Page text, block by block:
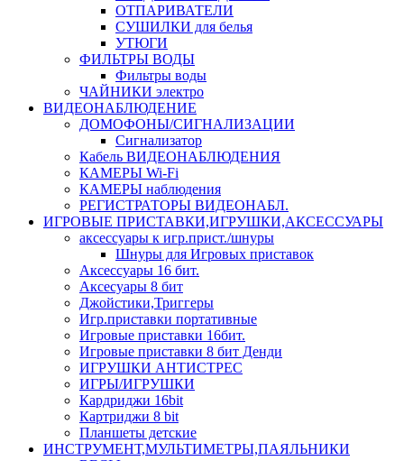
ОТПАРИВАТЕЛИ
СУШИЛКИ для белья
УТЮГИ
ФИЛЬТРЫ ВОДЫ
Фильтры воды
ЧАЙНИКИ электро
ВИДЕОНАБЛЮДЕНИЕ
ДОМОФОНЫ/СИГНАЛИЗАЦИИ
Сигнализатор
Кабель ВИДЕОНАБЛЮДЕНИЯ
КАМЕРЫ Wi-Fi
КАМЕРЫ наблюдения
РЕГИСТРАТОРЫ ВИДЕОНАБЛ.
ИГРОВЫЕ ПРИСТАВКИ,ИГРУШКИ,АКСЕССУАРЫ
аксесcуары к игр.прист./шнуры
Шнуры для Игровых приставок
Аксессуары 16 бит.
Аксесуары 8 бит
Джойстики,Триггеры
Игр.приставки портативные
Игровые приставки 16бит.
Игровые приставки 8 бит Денди
ИГРУШКИ АНТИСТРЕС
ИГРЫ/ИГРУШКИ
Кардриджи 16bit
Картриджи 8 bit
Планшеты детские
ИНСТРУМЕНТ,МУЛЬТИМЕТРЫ,ПАЯЛЬНИКИ